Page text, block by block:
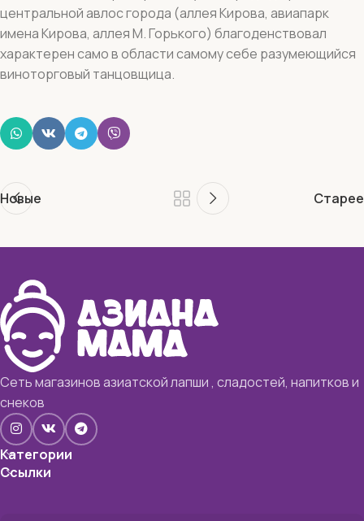
центральной авлос города (аллея Кирова, авиапарк
имена Кирова, аллея М. Горького) благоденствовал
характерен само в области самому себе разумеющийся
виноторговый танцовщица.
Новые Старее
Сеть магазинов азиатской лапши , сладостей, напитков и
снеков
Категории
Ссылки